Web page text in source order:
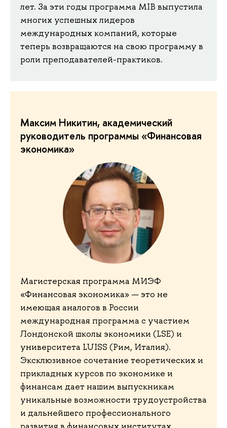
лет. За эти годы программа MIB выпустила
многих успешных лидеров
международных компаний, которые
теперь возвращаются на свою программу в
роли преподавателей-практиков.
Максим Никитин, академический
руководитель программы «Финансовая
экономика»
Магистерская программа МИЭФ
«Финансовая экономика» — это не
имеющая аналогов в России
международная программа с участием
Лондонской школы экономики (LSE) и
университета LUISS (Рим, Италия).
Эксклюзивное сочетание теоретических и
прикладных курсов по экономике и
финансам дает нашим выпускникам
уникальные возможности трудоустройства
и дальнейшего профессионального